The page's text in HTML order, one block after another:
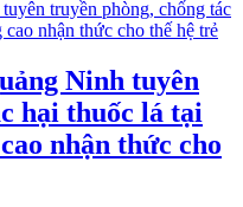
Ninh tuyên
hại thuốc lá tại
nhận thức cho